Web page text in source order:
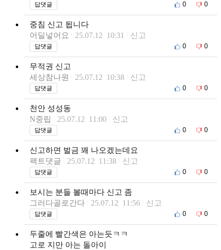
답댓글 0 0
중침 신고 됩니다
어딜넣어요
25.07.12 10:31 신고
답댓글 0 0
무적권 신고
세상참나원
25.07.12 10:38 신고
답댓글 0 0
천안 성성동
N중립
25.07.12 11:00 신고
답댓글 0 0
신고하면 벌금 꽤 나오겠는데요
팩트댓글
25.07.12 11:38 신고
답댓글 0 0
보시는 분들 볼때마다 신고 좀
그러다골로간다
25.07.12 11:56 신고
답댓글 0 0
두줄에 빨간색은 아는듯ㅋㅋ
고로 지만 아는 돌아이